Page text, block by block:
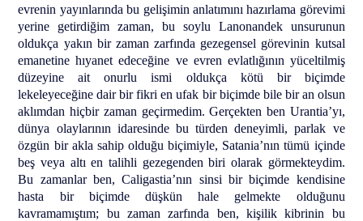
evrenin yayınlarında bu gelişimin anlatımını hazırlama görevimi
yerine getirdiğim zaman, bu soylu Lanonandek unsurunun
oldukça yakın bir zaman zarfında gezegensel görevinin kutsal
emanetine hıyanet edeceğine ve evren evlatlığının yüceltilmiş
düzeyine ait onurlu ismi oldukça kötü bir biçimde
lekeleyeceğine dair bir fikri en ufak bir biçimde bile bir an olsun
aklımdan hiçbir zaman geçirmedim. Gerçekten ben Urantia’yı,
dünya olaylarının idaresinde bu türden deneyimli, parlak ve
özgün bir akla sahip olduğu biçimiyle, Satania’nın tümü içinde
beş veya altı en talihli gezegenden biri olarak görmekteydim.
Bu zamanlar ben, Caligastia’nın sinsi bir biçimde kendisine
hasta bir biçimde düşkün hale gelmekte olduğunu
kavramamıştım; bu zaman zarfında ben, kişilik kibrinin bu